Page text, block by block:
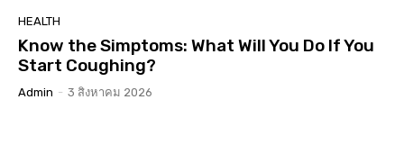
HEALTH
Know the Simptoms: What Will You Do If You
Start Coughing?
Admin - 3 สิงหาคม 2026